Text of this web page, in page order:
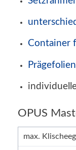
Container
Prägefolien
OPUS
max.